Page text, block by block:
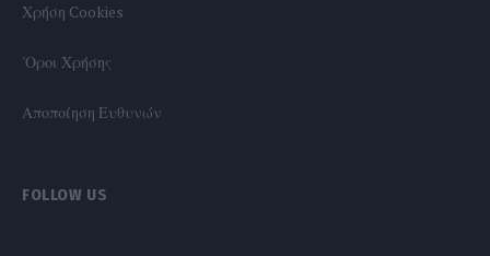
Χρήση Cookies
'Οροι Χρήσης
Αποποίηση Ευθυνών
FOLLOW US